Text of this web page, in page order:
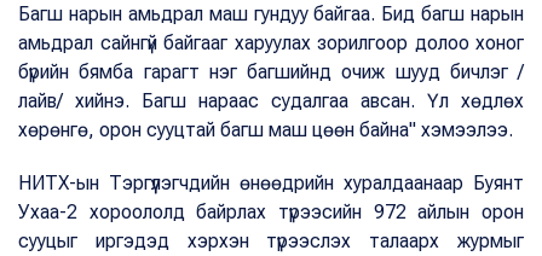
Багш нарын амьдрал маш гундуу байгаа. Бид багш нарын
амьдрал сайнгүй байгааг харуулах зорилгоор долоо хоног
бүрийн бямба гарагт нэг багшийнд очиж шууд бичлэг /
лайв/ хийнэ. Багш нараас судалгаа авсан. Үл хөдлөх
хөрөнгө, орон сууцтай багш маш цөөн байна" хэмээлээ.
НИТХ-ын Тэргүүлэгчдийн өнөөдрийн хуралдаанаар Буянт
Ухаа-2 хороололд байрлах түрээсийн 972 айлын орон
сууцыг иргэдэд хэрхэн түрээслэх талаарх журмыг